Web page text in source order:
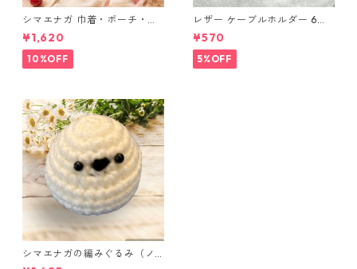
シマエナガ 巾着・ポーチ・ミ
ニポーチ(カード収納にも) ３
点セット さくらんぼ柄×淡いピ
ンク
¥1,620
10%OFF
レザー ケーブルホルダー 6個
セット
¥570
5%OFF
シマエナガの編みぐるみ（ノ
ーマル）